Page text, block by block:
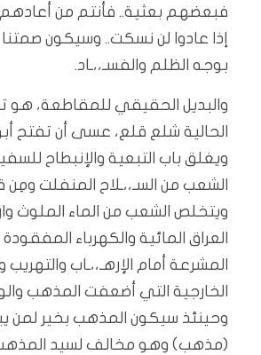
فبعضهم بعثية.. فأنتم من أعادهم
إذا عادوا لن نسكت.. وسيكون
بوجه الظلم والفسـ،،ـاد.
والبديل الحقيقي للمقاطعة، هو
الحالية شلع قلع، عسى أن تفتح
ويغلق باب التبعية والإنبطاح
الشعب من السـ،،ـلاح المنفلت
ويتخلص الشعب من الماء الملوث
العراق المائية والكهرباء
المشرعة أمام الإرهـ،،ـاب
الخارجية التي أضعفت المذهب
وحينئذ سيكون المذهب بخير لمن
(مذهب) وهو مخالف لسيد